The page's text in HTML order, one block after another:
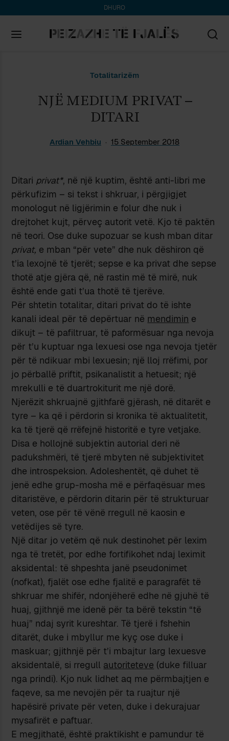
DHURO
Totalitarizëm
NJË MEDIUM PRIVAT –
DITARI
Ardian Vehbiu 15 September 2018
Ditari privat*, në një kuptim, është anti-libri me
përkufizim – si tekst i shkruar, i përgjigjet
monologut në ligjërimin e folur dhe nuk i
drejtohet kujt, përveç autorit vetë. Kjo të paktën
në teori. Ose duke supozuar se kush mban ditar
privat, e mban “për vete” dhe nuk dëshiron që
t’ia lexojnë të tjerët; sepse e ka privat dhe sepse
thotë atje gjëra që, në rastin më të mirë, nuk
është ende gati t’ua thotë të tjerëve.
Për shtetin totalitar, ditari privat do të ishte
kanali ideal për të depërtuar në mendimin e
dikujt – të pafiltruar, të paformësuar nga nevoja
për t’u kuptuar nga lexuesi ose nga nevoja tjetër
për të ndikuar mbi lexuesin; një lloj rrëfimi, por
jo përballë priftit, psikanalistit a hetuesit; një
mrekulli e të duartrokiturit me një dorë.
Njerëzit shkruajnë gjithfarë gjërash, në ditarët e
tyre – ka që i përdorin si kronika të aktualitetit,
ka të tjerë që rrëfejnë historitë e tyre vetjake.
Disa e hollojnë subjektin autorial deri në
padukshmëri, të tjerë mbyten në subjektivitet
dhe introspeksion. Adoleshentët, që duhet të
jenë edhe grup-mosha më e përfaqësuar mes
ditaristëve, e përdorin ditarin për të strukturuar
veten, ose për të vënë rregull në kaosin e
vetëdijes së tyre.
Një ditar jo vetëm që nuk destinohet për lexim
nga të tretët, por edhe fortifikohet ndaj leximit
aksidental: të shpeshta janë pseudonimet
(nofkat), fjalët ose edhe fjalitë e paragrafët të
shkruar me shifër, ndonjëherë edhe në gjuhë të
huaj, gjithnjë me idenë për ta bërë tekstin “të
huaj” ndaj syrit kureshtar. Të tjerë i fshehin
ditarët, duke i mbyllur me kyç ose duke i
maskuar; gjithnjë për t’i mbajtur larg lexuesve
aksidentalë, si rregull autoriteteve (duke filluar
nga prindi). Kjo nuk lidhet aq me përmbajtjen e
faqeve, sa me nevojën për ta ruajtur një
hapësirë private për veten, duke i dekurajuar
mysafirët e paftuar.
E megjithatë, është praktikisht e pamundur të